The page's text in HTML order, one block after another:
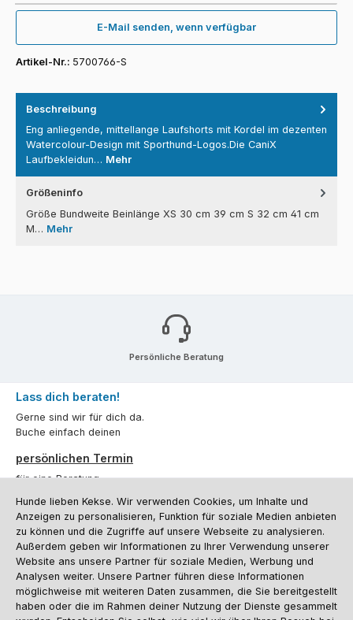
E-Mail senden, wenn verfügbar
Artikel-Nr.: 5700766-S
Beschreibung
Eng anliegende, mittellange Laufshorts mit Kordel im dezenten
Watercolour-Design mit Sporthund-Logos.Die CaniX
Laufbekleidun… Mehr
Größeninfo
Größe Bundweite Beinlänge XS 30 cm 39 cm S 32 cm 41 cm
M… Mehr
Persönliche Beratung
Lass dich beraten!
Gerne sind wir für dich da.
Buche einfach deinen
persönlichen Termin
für eine Beratung.
Oder über unserKontaktformular.
Vertrag widerrufen
Kundenservice
Hunde lieben Kekse. Wir verwenden Cookies, um Inhalte und
Anzeigen zu personalisieren, Funktion für soziale Medien anbieten
zu können und die Zugriffe auf unsere Webseite zu analysieren.
Außerdem geben wir Informationen zu Ihrer Verwendung unserer
Website ans unsere Partner für soziale Medien, Werbung und
Analysen weiter. Unsere Partner führen diese Informationen
möglichweise mit weiteren Daten zusammen, die Sie bereitgestellt
haben oder die im Rahmen deiner Nutzung der Dienste gesammelt